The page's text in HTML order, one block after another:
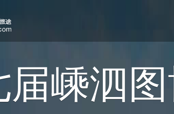
届嵊泗